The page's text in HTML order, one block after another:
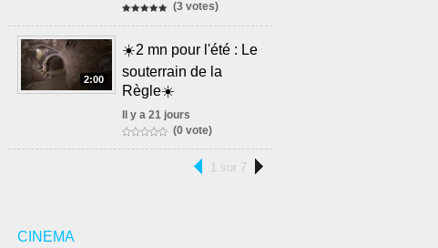
(3 votes)
2:00
☀️2 mn pour l'été : Le
souterrain de la
Règle☀️
Il y a 21 jours
(0 vote)
1 sur 7
CINEMA